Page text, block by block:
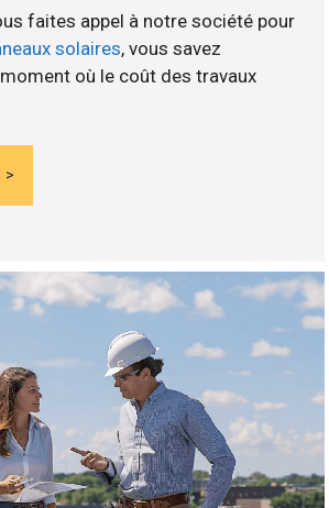
faites appel à notre société pour
solaires, vous savez
où le coût des travaux